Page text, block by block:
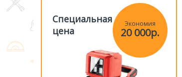
000р.
Специальная
цена
Экономия
20 000р.